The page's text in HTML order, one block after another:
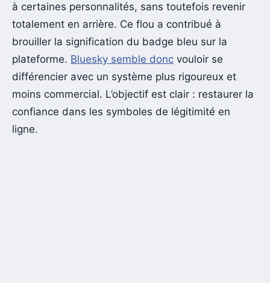
à certaines personnalités, sans toutefois revenir
totalement en arrière. Ce flou a contribué à
brouiller la signification du badge bleu sur la
plateforme. Bluesky semble donc vouloir se
différencier avec un système plus rigoureux et
moins commercial. L’objectif est clair : restaurer la
confiance dans les symboles de légitimité en
ligne.